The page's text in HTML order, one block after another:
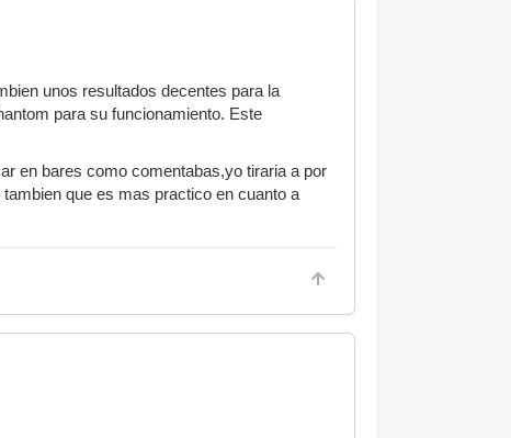
unos resultados decentes para la
para su funcionamiento. Este
en bares como comentabas,yo tiraria a por
que es mas practico en cuanto a